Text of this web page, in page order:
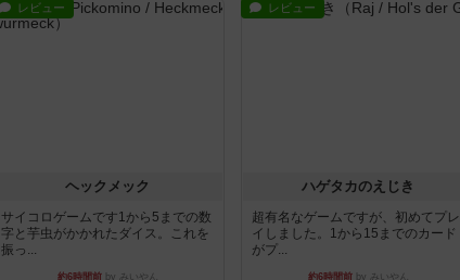
レビュー
ヘックメック
サイコロゲームです1から5までの数
字と芋虫がかかれたダイス。これを
振っ...
約6時間前by みいやん
レビュー
ハゲタカのえじき
超有名なゲームですが、初めてプレ
イしました。1から15までのカード
がプ...
約6時間前by みいやん